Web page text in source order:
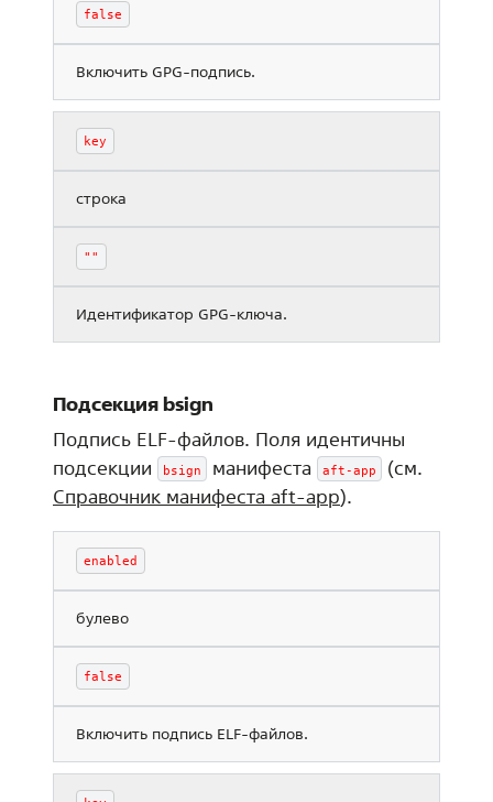
false
Включить GPG-подпись.
key
строка
""
Идентификатор GPG-ключа.
Подсекция bsign
Подпись ELF-файлов. Поля идентичны
подсекции
bsign манифеста aft-app
(см.
Справочник манифеста aft-app).
enabled
булево
false
Включить подпись ELF-файлов.